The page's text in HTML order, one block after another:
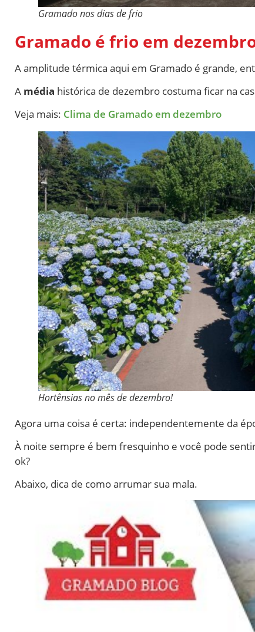
Gramado nos dias de frio
Gramado é frio em
A amplitude térmica aqui em Gramado é grande,
A média histórica de dezembro costuma ficar na
Veja mais: Clima de Gramado em dezembro
Hortênsias no mês de dezembro!
Agora uma coisa é certa: independentemente da
À noite sempre é bem fresquinho e você pode
ok?
Abaixo, dica de como arrumar sua mala.